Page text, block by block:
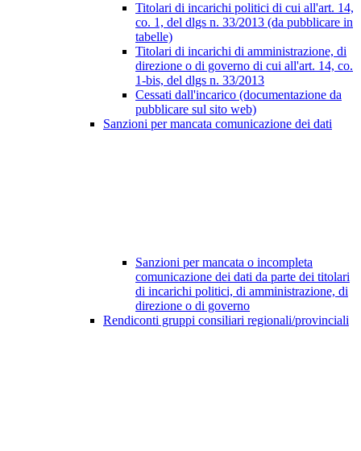
Titolari di incarichi politici di cui all'art. 14,
co. 1, del dlgs n. 33/2013 (da pubblicare in
tabelle)
Titolari di incarichi di amministrazione, di
direzione o di governo di cui all'art. 14, co.
1-bis, del dlgs n. 33/2013
Cessati dall'incarico (documentazione da
pubblicare sul sito web)
Sanzioni per mancata comunicazione dei dati
Sanzioni per mancata o incompleta
comunicazione dei dati da parte dei titolari
di incarichi politici, di amministrazione, di
direzione o di governo
Rendiconti gruppi consiliari regionali/provinciali